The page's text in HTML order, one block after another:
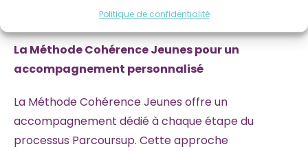
Politique de confidentialité
La Méthode Cohérence Jeunes pour un
accompagnement personnalisé
La Méthode Cohérence Jeunes offre un
accompagnement dédié à chaque étape du
processus Parcoursup. Cette approche